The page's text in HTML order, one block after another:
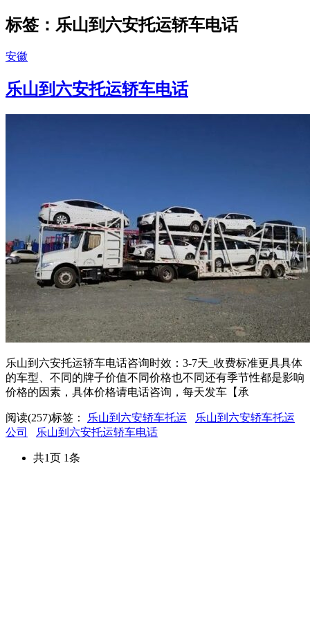
标签：乐山到六安托运轿车电话
安徽
乐山到六安托运轿车电话
乐山到六安托运轿车电话咨询时效：3-7天_收费标准更具具体
的车型、不同的牌子价值不同价格也不同还有季节性都是影响
价格的因素，具体价格请电话咨询，每天发车【承
阅读(257)标签： 乐山到六安轿车托运
乐山到六安轿车托运
公司
乐山到六安托运轿车电话
共1页 1条